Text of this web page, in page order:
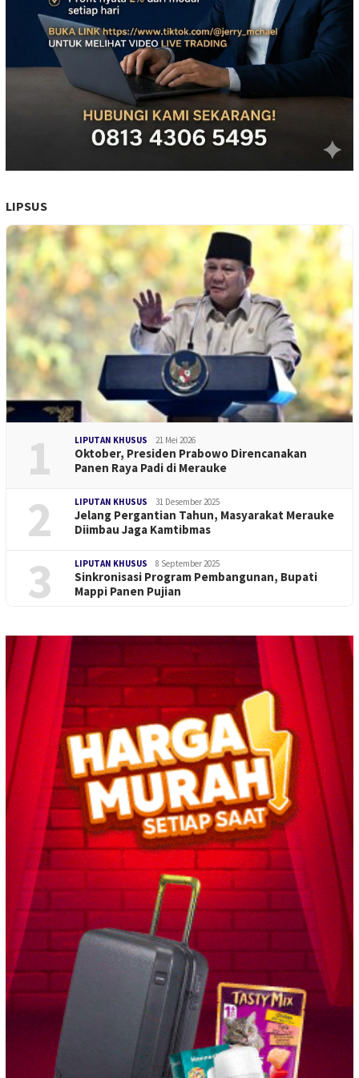
LIPSUS
1 LIPUTAN KHUSUS 21 Mei 2026
Oktober, Presiden Prabowo Direncanakan
Panen Raya Padi di Merauke
2 LIPUTAN KHUSUS 31 Desember 2025
Jelang Pergantian Tahun, Masyarakat Merauke
Diimbau Jaga Kamtibmas
3 LIPUTAN KHUSUS 8 September 2025
Sinkronisasi Program Pembangunan, Bupati
Mappi Panen Pujian